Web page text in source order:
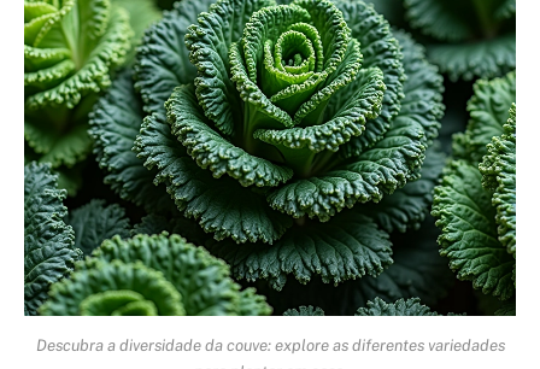
Descubra a diversidade da couve: explore as diferentes variedades